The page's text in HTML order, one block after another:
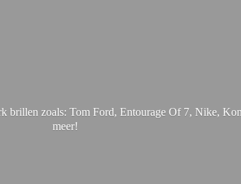
brillen zoals: Tom Ford, Entourage Of 7, Nike,
meer!